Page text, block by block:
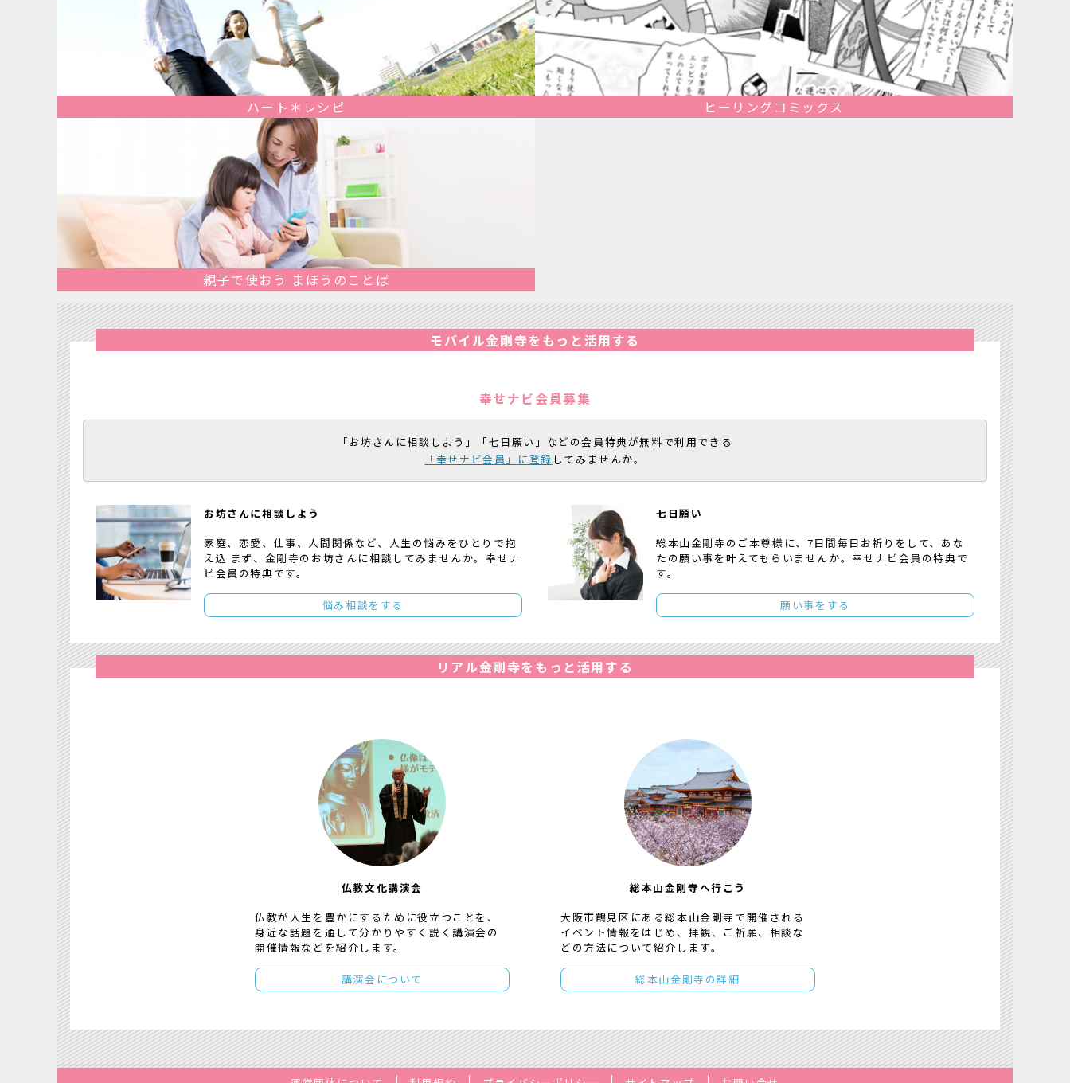
ハート＊レシピ ヒーリングコミックス
親子で使おう まほうのことば
モバイル金剛寺をもっと活用する
幸せナビ会員募集
「お坊さんに相談しよう」「七日願い」などの会員特典が無料で利用できる
「幸せナビ会員」に登録 してみませんか。
お坊さんに相談しよう
家庭、恋愛、仕事、人間関係など、人生の悩みをひとりで抱
え込 まず、金剛寺のお坊さんに相談してみませんか。幸せナ
ビ会員の特典です。
悩み相談をする
七日願い
総本山金剛寺のご本尊様に、7日間毎日お祈りをして、あな
たの願い事を叶えてもらいませんか。幸せナビ会員の特典で
す。
願い事をする
リアル金剛寺をもっと活用する
仏教文化講演会
仏教が人生を豊かにするために役立つことを、
身近な話題を通して分かりやすく説く講演会の
開催情報などを紹介します。
講演会について
総本山金剛寺へ行こう
大阪市鶴見区にある総本山金剛寺で開催される
イベント情報をはじめ、拝観、ご祈願、相談な
どの方法について紹介します。
総本山金剛寺の詳細